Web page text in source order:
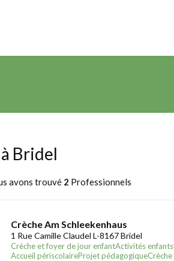
Bridel
avons trouvé 2 Professionnels
Crèche Am Schleekenhaus
1 Rue Camille Claudel L-8167 Bridel
Crèche et foyer de jour enfantActivités enfants
Accueil périscolaireProjet pédagogique